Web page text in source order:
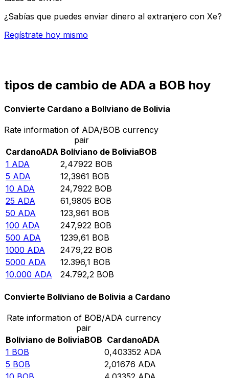
¿Sabías que puedes enviar dinero al extranjero con Xe?
Regístrate hoy mismo
tipos de cambio de ADA a BOB hoy
Convierte Cardano a Bolíviano de Bolivia
Rate information of ADA/BOB currency
pair
CardanoADA Bolíviano de BoliviaBOB
1 ADA 2,47922 BOB
5 ADA 12,3961 BOB
10 ADA 24,7922 BOB
25 ADA 61,9805 BOB
50 ADA 123,961 BOB
100 ADA 247,922 BOB
500 ADA 1239,61 BOB
1000 ADA 2479,22 BOB
5000 ADA 12.396,1 BOB
10.000 ADA 24.792,2 BOB
Convierte Bolíviano de Bolivia a Cardano
Rate information of BOB/ADA currency
pair
Bolíviano de BoliviaBOB CardanoADA
1 BOB 0,403352 ADA
5 BOB 2,01676 ADA